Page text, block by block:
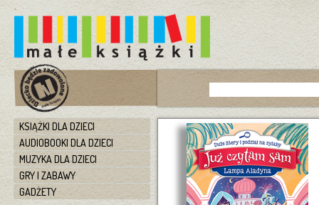
KSIĄŻKI DLA DZIECI
AUDIOBOOKI DLA DZIECI
MUZYKA DLA DZIECI
GRY I ZABAWY
GADŻETY